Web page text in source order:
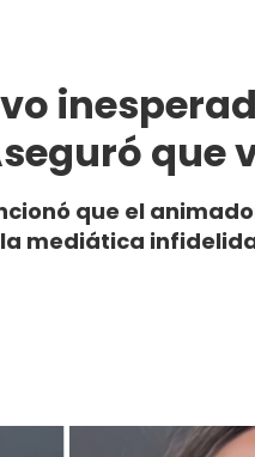
que
que el
mediática